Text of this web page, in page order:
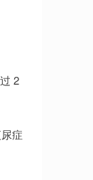
2
症